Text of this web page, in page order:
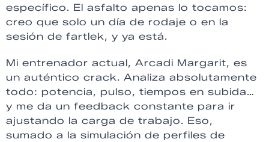
específico. El asfalto apenas lo tocamos:
creo que solo un día de rodaje o en la
sesión de fartlek, y ya está.
Mi entrenador actual, Arcadi Margarit, es
un auténtico crack. Analiza absolutamente
todo: potencia, pulso, tiempos en subida…
y me da un feedback constante para ir
ajustando la carga de trabajo. Eso,
sumado a la simulación de perfiles de